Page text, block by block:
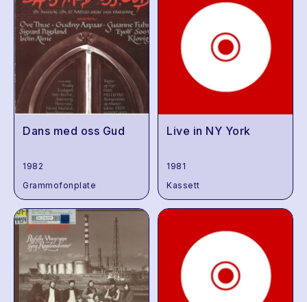
Dans med oss Gud
1982
Grammofonplate
Live in NY York
1981
Kassett